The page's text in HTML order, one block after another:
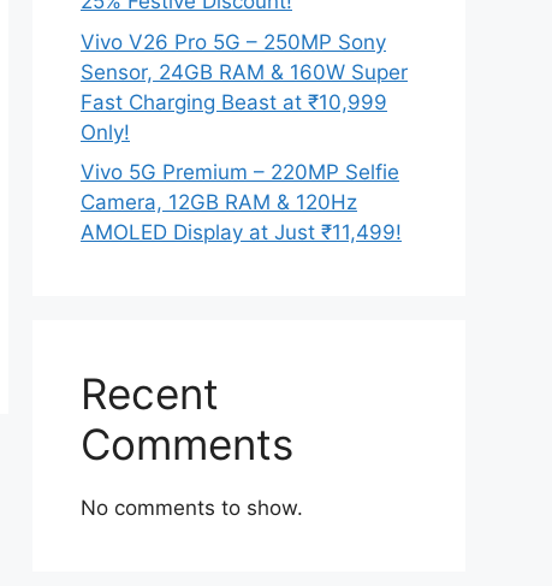
Vivo V26 Pro 5G – 250MP Sony
Sensor, 24GB RAM & 160W Super
Fast Charging Beast at ₹10,999
Only!
Vivo 5G Premium – 220MP Selfie
Camera, 12GB RAM & 120Hz
AMOLED Display at Just ₹11,499!
Recent
Comments
No comments to show.